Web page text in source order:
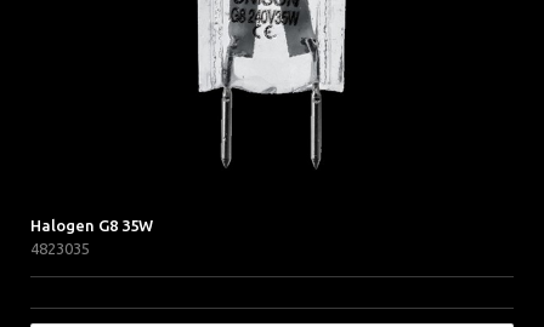
Halogen G8 35W
4823035